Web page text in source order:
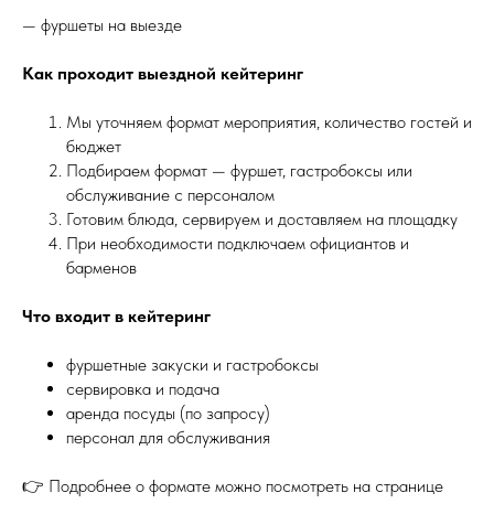
— фуршеты на выезде
Как проходит выездной кейтеринг
Мы уточняем формат мероприятия, количество гостей и
бюджет
Подбираем формат — фуршет, гастробоксы или
обслуживание с персоналом
Готовим блюда, сервируем и доставляем на площадку
При необходимости подключаем официантов и
барменов
Что входит в кейтеринг
фуршетные закуски и гастробоксы
сервировка и подача
аренда посуды (по запросу)
персонал для обслуживания
👉 Подробнее о формате можно посмотреть на странице